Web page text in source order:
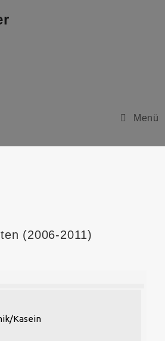
Menü
(2006-2011)
Kasein